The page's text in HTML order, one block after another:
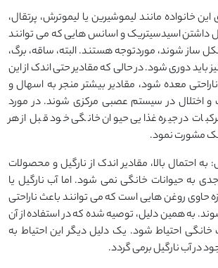
خانواده مانند لیموشیرین یا لیموترش، پرتقال،
داشتن اسیدسیتریک و اسانس هایی که می توانند
ساز شوند، موردتوجه هستند. البته، ساقه، برگ،
باید دوری شود. در حالی که مقادیر حتی اندک از این
معده شود، مقادیر بیشتر منجر به اسهال و
و اختلال در سیستم عصبی مرکزی شوند. در مورد
در جیره غذایی حیوان خانگی خود قبل از هر
مشورت نمود.
به احتمال بالا، مقادیر اندک از نارگیل و محصولات
به حیوانات خانگی نمی شود. اما آب نارگیل یا
حاوی روغن هایی است که می توانند باعث ناراحتی
به همین دلیل، توصیه شده که در استفاده از آن
خانگی احتیاط شود. یک دلیل دیگر این احتیاط به
در آب نارگیل برمی گردد.